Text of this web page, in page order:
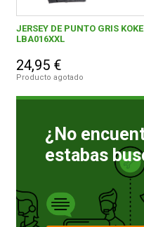
JERSEY DE PUNTO GRIS KOKE
LBA016XXL
24,95 €
Producto agotado
¿No
estabas